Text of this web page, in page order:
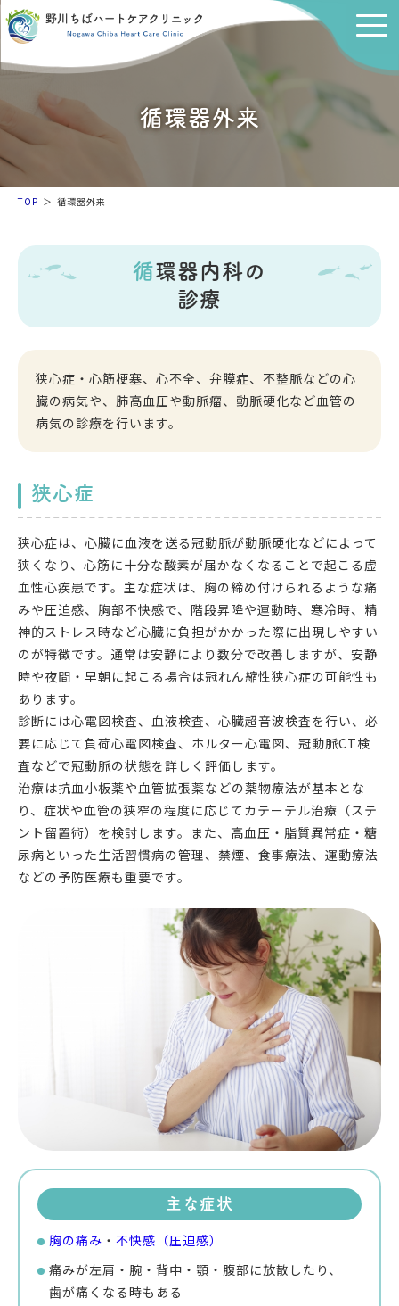
循環器外来
TOP 循環器外来
循環器内科の
診療
狭心症・心筋梗塞、心不全、弁膜症、不整脈などの心
臓の病気や、 肺高血圧や動脈瘤、動脈硬化など血管の
病気の診療を行います。
狭心症
狭心症は、心臓に血液を送る冠動脈が動脈硬化などによって
狭くなり、心筋に十分な酸素が届かなくなることで起こる虚
血性心疾患です。主な症状は、胸の締め付けられるような痛
みや圧迫感、胸部不快感で、階段昇降や運動時、寒冷時、精
神的ストレス時など心臓に負担がかかった際に出現しやすい
のが特徴です。通常は安静により数分で改善しますが、安静
時や夜間・早朝に起こる場合は冠れん縮性狭心症の可能性も
あります。
診断には心電図検査、血液検査、心臓超音波検査を行い、必
要に応じて負荷心電図検査、ホルター心電図、冠動脈CT検
査などで冠動脈の状態を詳しく評価します。
治療は抗血小板薬や血管拡張薬などの薬物療法が基本とな
り、症状や血管の狭窄の程度に応じてカテーテル治療（ステ
ント留置術）を検討します。また、高血圧・脂質異常症・糖
尿病といった生活習慣病の管理、禁煙、食事療法、運動療法
などの予防医療も重要です。
主な症状
胸の痛み ・ 不快感（圧迫感）
痛みが左肩・腕・背中・顎・腹部に放散したり、
歯が痛くなる時もある